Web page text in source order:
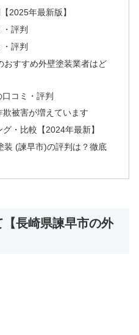
2025年最新版】
評判
評判
おすすめ外壁塗装業者はど
口コミ・評判
被害が増えています
・比較【2024年最新】
装 (諫早市)の評判は？徹底
長崎県諫早市の外